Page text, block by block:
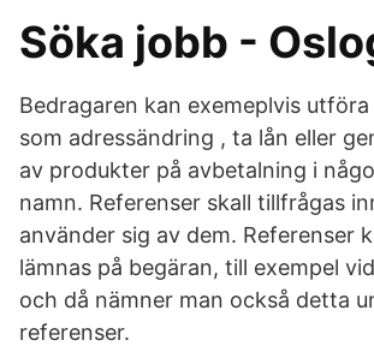
Söka jobb -
Bedragaren kan exemeplvis
som adressändring , ta lån eller
av produkter på avbetalning i
namn. Referenser skall tillfrågas
använder sig av dem. Referenser
lämnas på begäran, till exempel
och då nämner man också detta
referenser.